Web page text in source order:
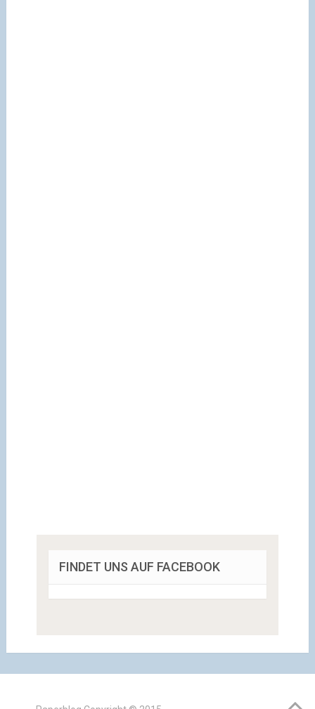
FINDET UNS AUF FACEBOOK